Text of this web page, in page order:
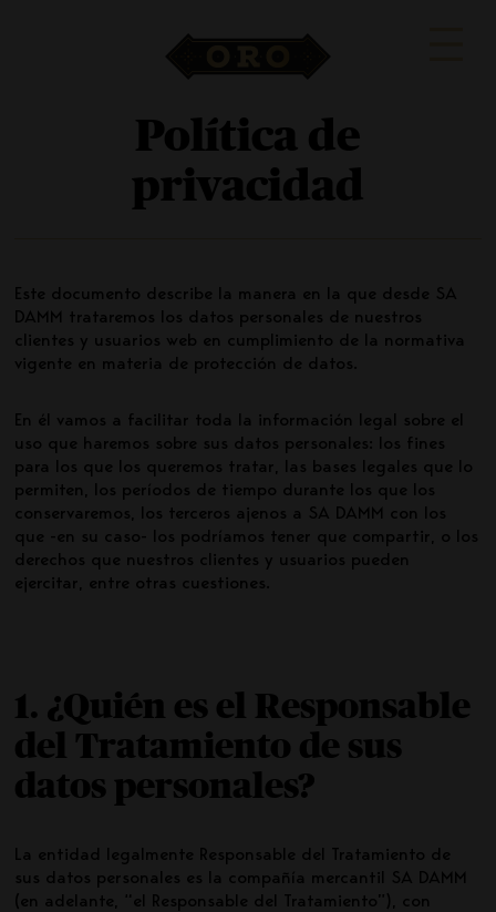
Navegación
principal
Oro Bilbao
Liturgia
Promociones
Contacto
INICIAR SESIÓN REGÍSTRATE
Política de
privacidad
Este documento describe la manera en la que desde SA
DAMM trataremos los datos personales de nuestros
clientes y usuarios web en cumplimiento de la normativa
vigente en materia de protección de datos.
En él vamos a facilitar toda la información legal sobre el
uso que haremos sobre sus datos personales: los fines
para los que los queremos tratar, las bases legales que lo
permiten, los períodos de tiempo durante los que los
conservaremos, los terceros ajenos a SA DAMM con los
que -en su caso- los podríamos tener que compartir, o los
derechos que nuestros clientes y usuarios pueden
ejercitar, entre otras cuestiones.
1. ¿Quién es el Responsable
del Tratamiento de sus
datos personales?
La entidad legalmente Responsable del Tratamiento de
sus datos personales es la compañía mercantil SA DAMM
(en adelante, “el Responsable del Tratamiento”), con